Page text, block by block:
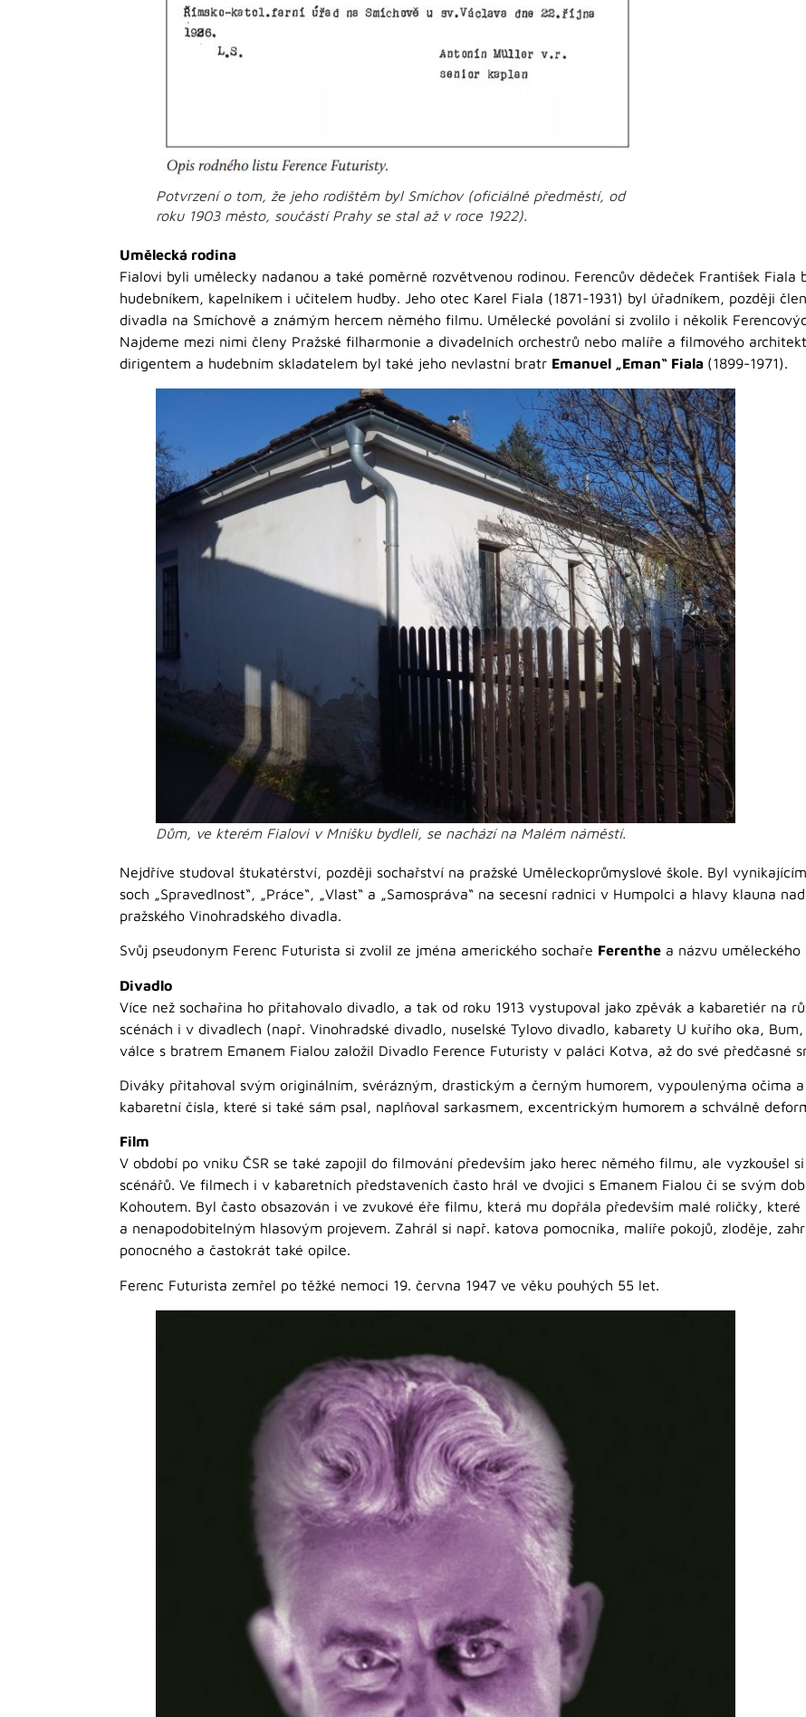
Potvrzení o tom, že jeho rodištěm byl Smíchov (oficiálně předměstí, od
roku 1903 město, součástí Prahy se stal až v roce 1922).
Umělecká rodina
Fialovi byli umělecky nadanou a také poměrně rozvětvenou rodinou. Ferencův dědeček František Fiala
hudebníkem, kapelníkem i učitelem hudby. Jeho otec Karel Fiala (1871-1931) byl úřadníkem, později
divadla na Smíchově a známým hercem němého filmu. Umělecké povolání si zvolilo i několik
Najdeme mezi nimi členy Pražské filharmonie a divadelních orchestrů nebo malíře a filmového
dirigentem a hudebním skladatelem byl také jeho nevlastní bratr Emanuel „Eman“ Fiala (1899-1971).
Dům, ve kterém Fialovi v Mníšku bydleli, se nachází na Malém náměstí.
Nejdříve studoval štukatérství, později sochařství na pražské Uměleckoprůmyslové škole. Byl
soch „Spravedlnost“, „Práce“, „Vlast“ a „Samospráva“ na secesní radnici v Humpolci a hlavy klauna
pražského Vinohradského divadla.
Svůj pseudonym Ferenc Futurista si zvolil ze jména amerického sochaře Ferenthe a názvu uměleckého
Divadlo
Více než sochařina ho přitahovalo divadlo, a tak od roku 1913 vystupoval jako zpěvák a kabaretiér na
scénách i v divadlech (např. Vinohradské divadlo, nuselské Tylovo divadlo, kabarety U kuřího oka,
válce s bratrem Emanem Fialou založil Divadlo Ference Futuristy v paláci Kotva, až do své předčasné
Diváky přitahoval svým originálním, svérázným, drastickým a černým humorem, vypoulenýma očima a
kabaretní čísla, které si také sám psal, naplňoval sarkasmem, excentrickým humorem a schválně
Film
V období po vniku ČSR se také zapojil do filmování především jako herec němého filmu, ale vyzkoušel
scénářů. Ve filmech i v kabaretních představeních často hrál ve dvojici s Emanem Fialou či se svým
Kohoutem. Byl často obsazován i ve zvukové éře filmu, která mu dopřála především malé roličky,
a nenapodobitelným hlasovým projevem. Zahrál si např. katova pomocníka, malíře pokojů, zloděje,
ponocného a častokrát také opilce.
Ferenc Futurista zemřel po těžké nemoci 19. června 1947 ve věku pouhých 55 let.